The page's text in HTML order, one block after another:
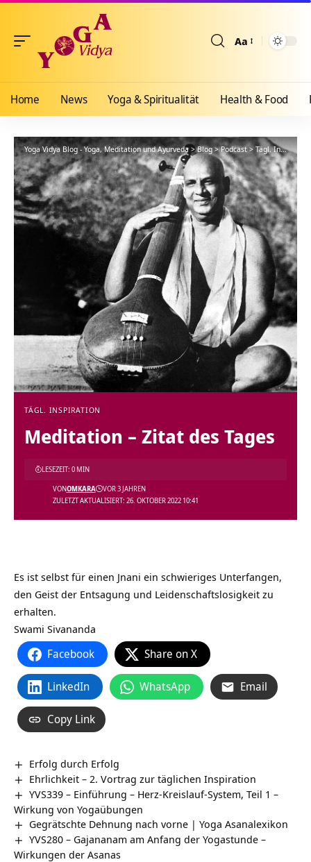
Aa
Home News Yoga & Spiritualität Health & Food
Yoga Vidya Blog - Yoga, Meditation und Ayurveda >Blog>Podcast > Tägl. Inspiration
TÄGL. INSPIRATION
Meditation – Zitat des Tages
ZULETZT AKTUALISIERT: 26. OKTOBER 2022 10:41
VONOMKARA VOR 3 JAHREN
LESEZEIT: 0 MIN
Es ist selbst für einen Jnani ein schwieriges Unterfangen,
den Geist der Entsagung und Leidenschaftslosigkeit zu
erhalten.
Swami Sivananda
Facebook Share on X
LinkedIn WhatsApp Email
Copy Link
Erfolg durch Erfolg
Ehrlichkeit – 2. Vortrag zur täglichen Inspiration
YVS339 – Einführung – Herz-Kreislauf-System, Teil 1 –
Wirkung von Yogaübungen
Gegrätschte Dehnung nach vorne | Yoga Asanalexikon
YVS280 – Gajananam am Anfang der Yogastunde –
Wirkungen der Asanas